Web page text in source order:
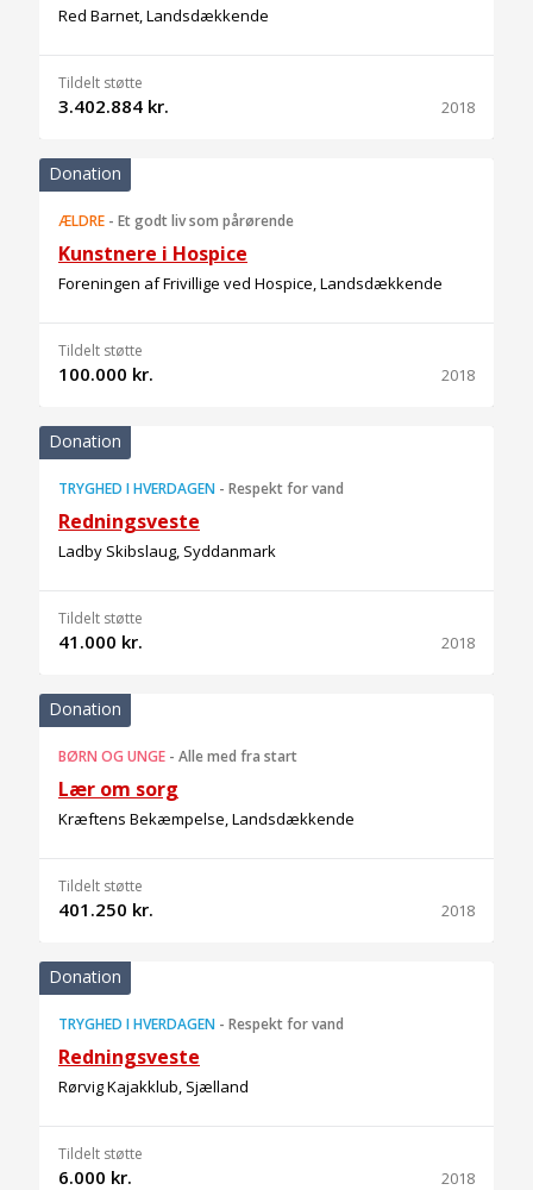
Red Barnet, Landsdækkende
Tildelt støtte
3.402.884 kr. 2018
Donation
ÆLDRE - Et godt liv som pårørende
Kunstnere i Hospice
Foreningen af Frivillige ved Hospice, Landsdækkende
Tildelt støtte
100.000 kr. 2018
Donation
TRYGHED I HVERDAGEN - Respekt for vand
Redningsveste
Ladby Skibslaug, Syddanmark
Tildelt støtte
41.000 kr. 2018
Donation
BØRN OG UNGE - Alle med fra start
Lær om sorg
Kræftens Bekæmpelse, Landsdækkende
Tildelt støtte
401.250 kr. 2018
Donation
TRYGHED I HVERDAGEN - Respekt for vand
Redningsveste
Rørvig Kajakklub, Sjælland
Tildelt støtte
6.000 kr. 2018